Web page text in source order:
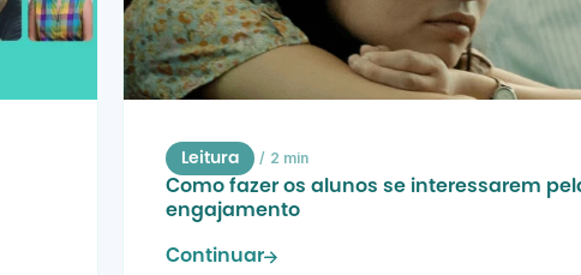
Leitura / 2 min
Como fazer os alunos se interessarem
engajamento
Continuar